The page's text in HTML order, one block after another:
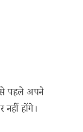
से पहले अपने
होंगे।